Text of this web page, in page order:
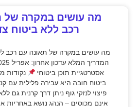
מה עושים במקרה של
רכב ללא ביטוח
מה עושים במקרה של תאונה עם רכב
אסטרטגיית תוכן ביטוחי
נקודות
פיצוי לנזקי גוף ניתן דרך קרנית גם
אינם מכוסים – הנהג נושא באחריות